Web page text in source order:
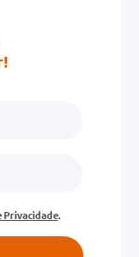
Privacidade.